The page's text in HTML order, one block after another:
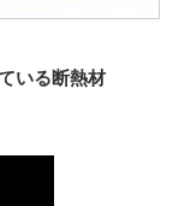
いる断熱材